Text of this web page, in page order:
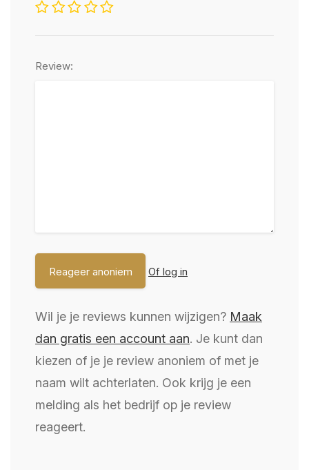
Review:
Of log in
Wil je je reviews kunnen wijzigen? Maak
dan gratis een account aan. Je kunt dan
kiezen of je je review anoniem of met je
naam wilt achterlaten. Ook krijg je een
melding als het bedrijf op je review
reageert.